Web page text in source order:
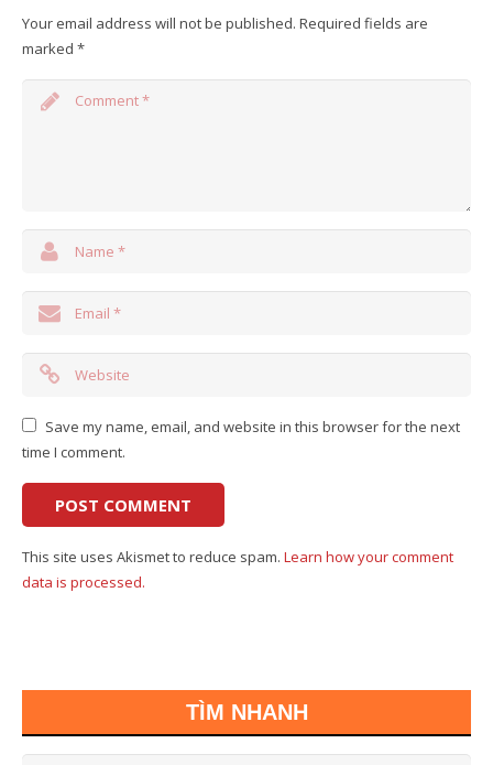
Your email address will not be published. Required fields are
marked *
Save my name, email, and website in this browser for the next
time I comment.
This site uses Akismet to reduce spam. Learn how your comment
data is processed.
TÌM NHANH